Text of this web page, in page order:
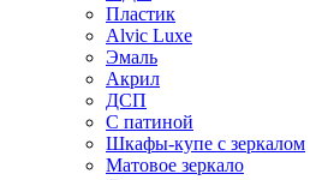
Пластик
Alvic Luxe
Эмаль
Акрил
ДСП
С патиной
Шкафы-купе с зеркалом
Матовое зеркало